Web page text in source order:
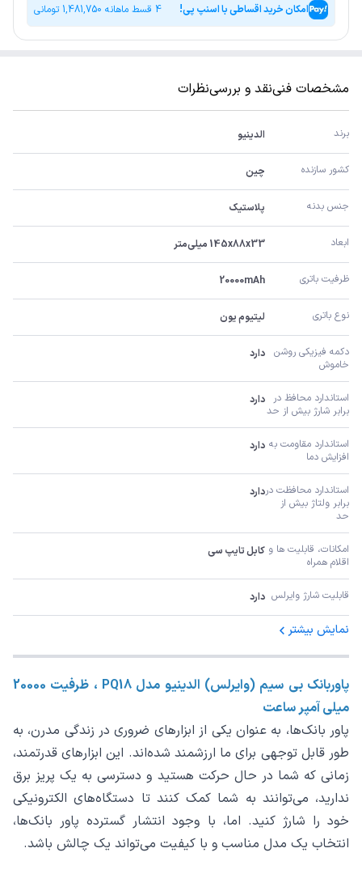
امکان خرید اقساطی با اسنپ پی! 4 قسط ماهانه 1,481,750 تومانی
مشخصات فنینقد و بررسینظرات
برند الدینیو
کشور سازنده چین
جنس بدنه پلاستیک
ابعاد 145x88x33 میلی‌متر
ظرفیت باتری 20000mAh
نوع باتری لیتیوم یون
خاموش
دارد
برابر شارژ بیش از حد
دارد
افزایش دما
دارد
استاندارد محافظت در
حد
دارد
اقلام همراه
کابل تایپ سی
قابلیت شارژ وایرلس دارد
نمایش بیشتر
پاوربانک بی سیم (وایرلس) الدینیو مدل PQ18 ، ظرفیت 20000
میلی آمپر ساعت
پاور بانک‌ها، به عنوان یکی از ابزارهای ضروری در زندگی مدرن، به
طور قابل توجهی برای ما ارزشمند شده‌اند. این ابزارهای قدرتمند،
زمانی که شما در حال حرکت هستید و دسترسی به یک پریز برق
ندارید، می‌توانند به شما کمک کنند تا دستگاه‌های الکترونیکی
خود را شارژ کنید. اما، با وجود انتشار گسترده پاور بانک‌ها،
انتخاب یک مدل مناسب و با کیفیت می‌تواند یک چالش باشد.